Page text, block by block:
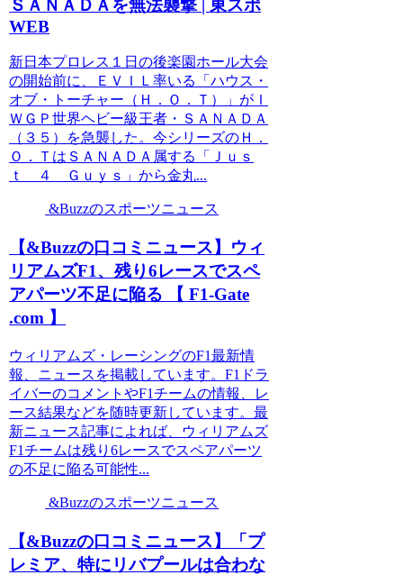
ＳＡＮＡＤＡを無法襲撃 | 東スポ
WEB
新日本プロレス１日の後楽園ホール大会
の開始前に、ＥＶＩＬ率いる「ハウス・
オブ・トーチャー（Ｈ．Ｏ．Ｔ）」がＩ
ＷＧＰ世界ヘビー級王者・ＳＡＮＡＤＡ
（３５）を急襲した。今シリーズのＨ．
Ｏ．ＴはＳＡＮＡＤＡ属する「Ｊｕｓ
ｔ ４ Ｇｕｙｓ」から金丸...
&Buzzのスポーツニュース
【&Buzzの口コミニュース】ウィ
リアムズF1、残り6レースでスペ
アパーツ不足に陥る 【 F1-Gate
.com 】
ウィリアムズ・レーシングのF1最新情
報、ニュースを掲載しています。F1ドラ
イバーのコメントやF1チームの情報、レ
ース結果などを随時更新しています。最
新ニュース記事によれば、ウィリアムズ
F1チームは残り6レースでスペアパーツ
の不足に陥る可能性...
&Buzzのスポーツニュース
【&Buzzの口コミニュース】「プ
レミア、特にリバプールは合わな